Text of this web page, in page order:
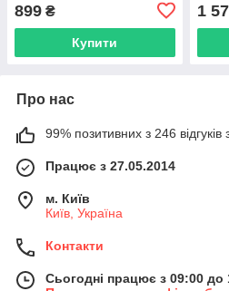
(FX79RF2MBE)
899 ₴
Купити
1
Про нас
99% позитивних з 246 відгуків
Працює з 27.05.2014
м. Київ
Київ, Україна
Контакти
Сьогодні працює з 09:00 до